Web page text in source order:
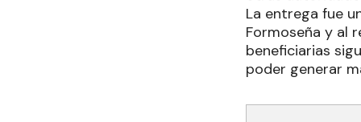
La entrega fue
Formoseña y al
beneficiarias
poder generar